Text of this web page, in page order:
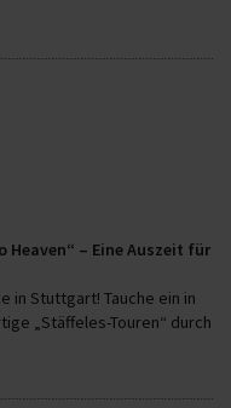
– Eine Auszeit für
in Stuttgart! Tauche ein in
„Stäffeles-Touren“ durch